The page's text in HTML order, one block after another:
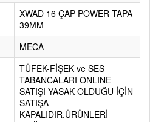
XWAD 16 ÇAP POWER TAPA
39MM
MECA
TÜFEK-FİŞEK ve SES
TABANCALARI ONLINE
SATIŞI YASAK OLDUĞU İÇİN
SATIŞA
KAPALIDIR.ÜRÜNLERİ